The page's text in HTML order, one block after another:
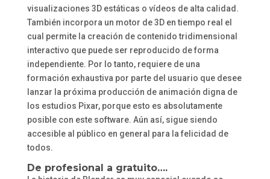
visualizaciones 3D estáticas o vídeos de alta calidad.
También incorpora un motor de 3D en tiempo real el
cual permite la creación de contenido tridimensional
interactivo que puede ser reproducido de forma
independiente. Por lo tanto, requiere de una
formación exhaustiva por parte del usuario que desee
lanzar la próxima producción de animación digna de
los estudios Pixar, porque esto es absolutamente
posible con este software. Aún así, sigue siendo
accesible al público en general para la felicidad de
todos.
De profesional a gratuito….